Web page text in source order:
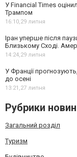
У Financial Times
Трампом
16:10,29 липня
Іран уперше після
Близькому Сході.
14:24,29 липня
У Франції
до осені
13:21,27 липня
Рубрики новин
Загальний розділ
Туризм